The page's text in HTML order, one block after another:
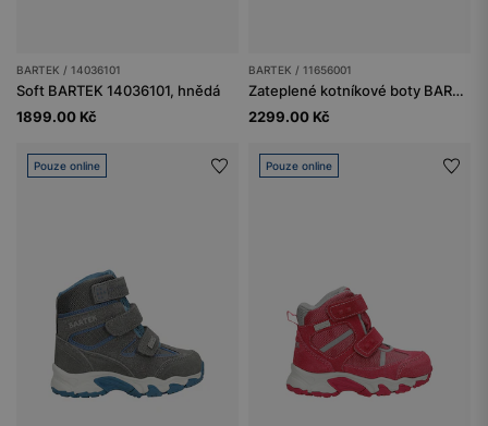
BARTEK / 14036101
Soft BARTEK 14036101, hnědá
1899.00 Kč
BARTEK / 11656001
Zateplené kotníkové boty BARTEK 11656001, černo-zelené
2299.00 Kč
Pouze online Pouze online